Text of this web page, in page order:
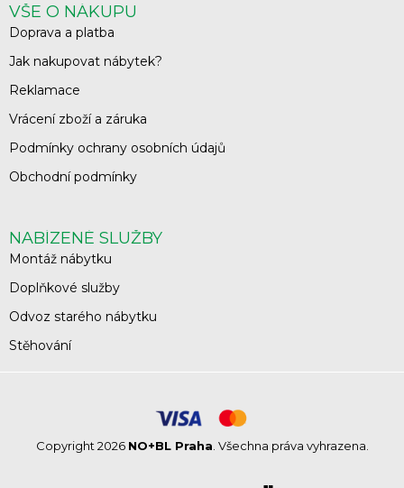
VŠE O NÁKUPU
Doprava a platba
Jak nakupovat nábytek?
Reklamace
Vrácení zboží a záruka
Podmínky ochrany osobních údajů
Obchodní podmínky
NABÍZENÉ SLUŽBY
Montáž nábytku
Doplňkové služby
Odvoz starého nábytku
Stěhování
Copyright 2026 NO+BL Praha . Všechna práva vyhrazena.